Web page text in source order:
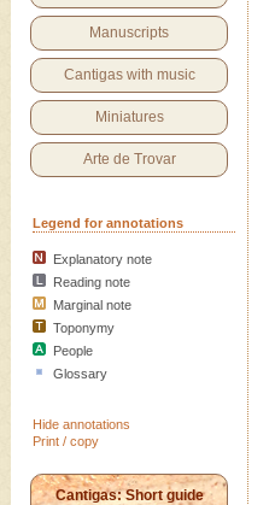
Manuscripts
Cantigas with music
Miniatures
Arte de Trovar
Legend for annotations
Explanatory note
Reading note
Marginal note
Toponymy
People
Glossary
Hide annotations
Print / copy
Cantigas: Short guide